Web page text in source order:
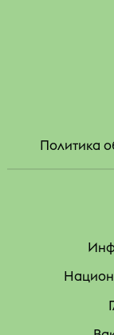
Политика